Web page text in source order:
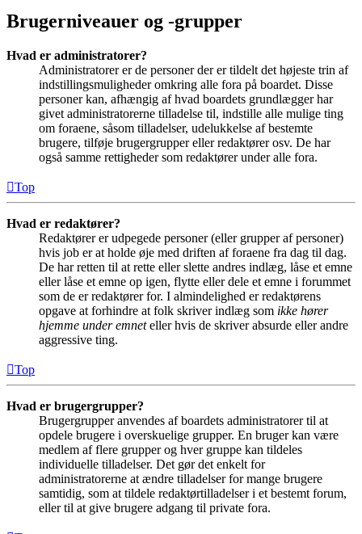
Brugerniveauer og -grupper
Hvad er administratorer?
Administratorer er de personer der er tildelt det højeste trin af
indstillingsmuligheder omkring alle fora på boardet. Disse
personer kan, afhængig af hvad boardets grundlægger har
givet administratorerne tilladelse til, indstille alle mulige ting
om foraene, såsom tilladelser, udelukkelse af bestemte
brugere, tilføje brugergrupper eller redaktører osv. De har
også samme rettigheder som redaktører under alle fora.
Top
Hvad er redaktører?
Redaktører er udpegede personer (eller grupper af personer)
hvis job er at holde øje med driften af foraene fra dag til dag.
De har retten til at rette eller slette andres indlæg, låse et emne
eller låse et emne op igen, flytte eller dele et emne i forummet
som de er redaktører for. I almindelighed er redaktørens
opgave at forhindre at folk skriver indlæg som ikke hører
hjemme under emneteller hvis de skriver absurde eller andre
aggressive ting.
Top
Hvad er brugergrupper?
Brugergrupper anvendes af boardets administratorer til at
opdele brugere i overskuelige grupper. En bruger kan være
medlem af flere grupper og hver gruppe kan tildeles
individuelle tilladelser. Det gør det enkelt for
administratorerne at ændre tilladelser for mange brugere
samtidig, som at tildele redaktørtilladelser i et bestemt forum,
eller til at give brugere adgang til private fora.